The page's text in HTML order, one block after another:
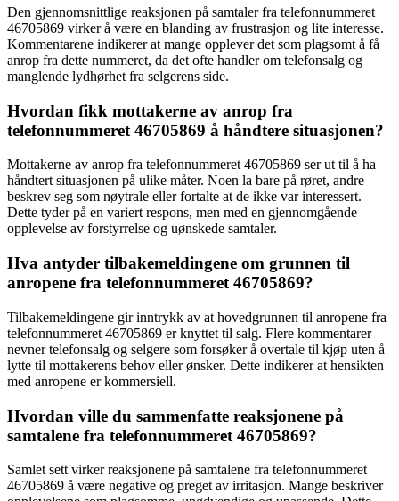
Den gjennomsnittlige reaksjonen på samtaler fra telefonnummeret
46705869 virker å være en blanding av frustrasjon og lite interesse.
Kommentarene indikerer at mange opplever det som plagsomt å få
anrop fra dette nummeret, da det ofte handler om telefonsalg og
manglende lydhørhet fra selgerens side.
Hvordan fikk mottakerne av anrop fra
telefonnummeret 46705869 å håndtere situasjonen?
Mottakerne av anrop fra telefonnummeret 46705869 ser ut til å ha
håndtert situasjonen på ulike måter. Noen la bare på røret, andre
beskrev seg som nøytrale eller fortalte at de ikke var interessert.
Dette tyder på en variert respons, men med en gjennomgående
opplevelse av forstyrrelse og uønskede samtaler.
Hva antyder tilbakemeldingene om grunnen til
anropene fra telefonnummeret 46705869?
Tilbakemeldingene gir inntrykk av at hovedgrunnen til anropene fra
telefonnummeret 46705869 er knyttet til salg. Flere kommentarer
nevner telefonsalg og selgere som forsøker å overtale til kjøp uten å
lytte til mottakerens behov eller ønsker. Dette indikerer at hensikten
med anropene er kommersiell.
Hvordan ville du sammenfatte reaksjonene på
samtalene fra telefonnummeret 46705869?
Samlet sett virker reaksjonene på samtalene fra telefonnummeret
46705869 å være negative og preget av irritasjon. Mange beskriver